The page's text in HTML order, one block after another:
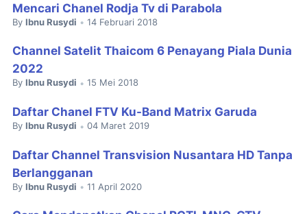
Mencari Chanel Rodja Tv di Parabola
By Ibnu Rusydi • 14 Februari 2018
Channel Satelit Thaicom 6 Penayang Piala Dunia
2022
By Ibnu Rusydi • 15 Mei 2018
Daftar Chanel FTV Ku-Band Matrix Garuda
By Ibnu Rusydi • 04 Maret 2019
Daftar Channel Transvision Nusantara HD Tanpa
Berlangganan
By Ibnu Rusydi • 11 April 2020